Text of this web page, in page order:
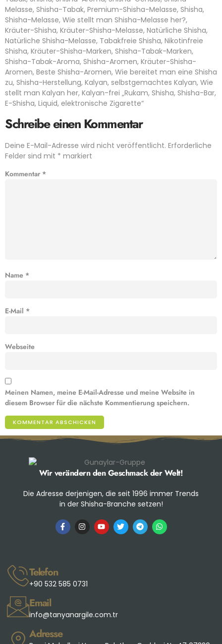
Melasse, Shisha-Tabak, Premium-Shisha-Melasse, Shisha,
Shisha-Melasse, Wie stellt man Shisha-Melasse her?,
Kräuter-Shisha, Kräuter-Shisha-Melasse, Natürliche Shisha,
Natürliche Shisha-Melasse, Tabakfreie Shisha, Nikotinfreie
Shisha, Kräuter-Shisha-Marken, Shisha-Tabak-Marken,
Shisha-Tabak-Aroma, Shisha-Aromen, Kräuter-Shisha-
Aromen, Beste Shisha-Aromen, Wie bereitet man eine Shisha
zu, Shisha-Herstellung, Kalyan, selbstgemachtes Kalyan, Wie
stellt man Kalyan her, Kalyan-frei „Rukam, Shisha, Shisha-Bar,
E-Shisha, Liquid, elektronische Zigarette“
Schreibe einen Kommentar
Deine E-Mail-Adresse wird nicht veröffentlicht. Erforderliche
Felder sind mit * markiert
Kommentar *
Name *
E-Mail *
Webseite
Meinen Namen, meine E-Mail-Adresse und meine Website in
diesem Browser für die nächste Kommentierung speichern.
Wir verändern den Geschmack der Welt!
Die Adresse derjenigen, die seit 1996 immer Trends
in der Shisha-Branche setzen!
Telefon
+90 532 585 0731
Email
info@tanyanargile.com.tr
Adresse